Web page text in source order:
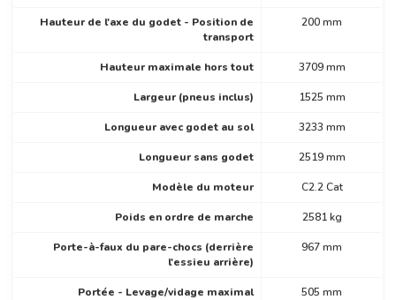
Hauteur de l'axe du godet - Position de
transport
200 mm
Hauteur maximale hors tout 3709 mm
Largeur (pneus inclus) 1525 mm
Longueur avec godet au sol 3233 mm
Longueur sans godet 2519 mm
Modèle du moteur C2.2 Cat
Poids en ordre de marche 2581 kg
Porte-à-faux du pare-chocs (derrière
l'essieu arrière)
967 mm
Portée - Levage/vidage maximal 505 mm